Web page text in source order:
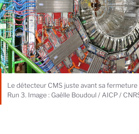
Le détecteur CMS juste avant sa
Run 3. Image : Gaëlle Boudoul / AICP /